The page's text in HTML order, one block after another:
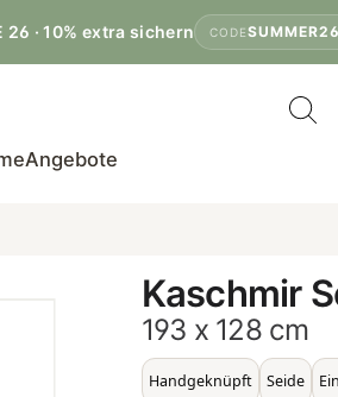
26 · 10% extra sichern
CODESUMMER26
Angebote
Kaschmir
193 x 128 cm
Handgeknüpft Seide